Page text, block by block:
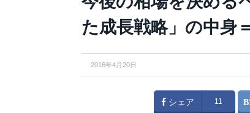
た成長戦略」の中身
2016年4月20日
シェア 11